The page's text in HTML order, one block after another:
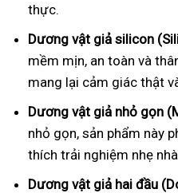
thực.
Dương vật giả silicon
mềm mịn, an toàn và
mang lại cảm giác thật
Dương vật giả nhỏ gọn
nhỏ gọn, sản phẩm này
thích trải nghiệm nhẹ
Dương vật giả hai đầu